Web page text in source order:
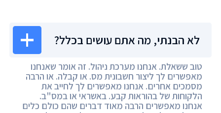
לא הבנתי, מה אתם עושים בכלל?
טוב ששאלת. אנחנו מערכת ניהול. זה אומר שאנחנו
מאפשרים לך ליצור חשבונית מס. או קבלה. או הרבה
מסמכים אחרים. אנחנו מאפשרים לך לחייב את
הלקוחות של בהוראות קבע. באשראי או במס"ב.
אנחנו מאפשרים הרבה מאוד דברים שהם כולם כלים